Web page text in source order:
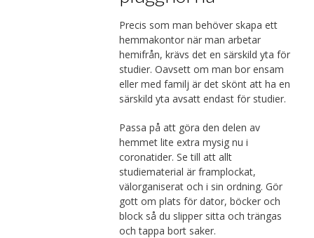
Precis som man behöver skapa ett
hemmakontor när man arbetar
hemifrån, krävs det en särskild yta för
studier. Oavsett om man bor ensam
eller med familj är det skönt att ha en
särskild yta avsatt endast för studier.
Passa på att göra den delen av
hemmet lite extra mysig nu i
coronatider. Se till att allt
studiematerial är framplockat,
välorganiserat och i sin ordning. Gör
gott om plats för dator, böcker och
block så du slipper sitta och trängas
och tappa bort saker.